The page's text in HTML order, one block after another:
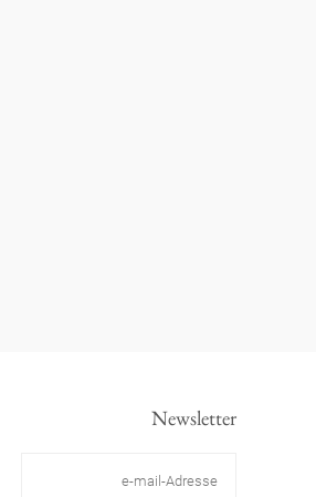
Newsletter